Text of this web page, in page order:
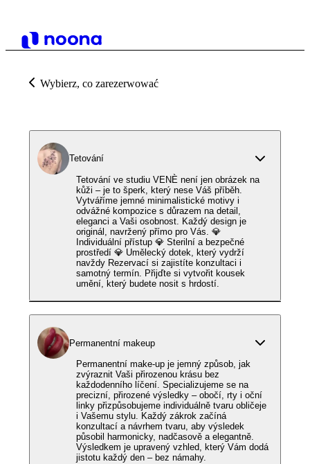
Wybierz, co zarezerwować
Tetování
Tetování ve studiu VENÈ není jen obrázek na
kůži – je to šperk, který nese Váš příběh.
Vytváříme jemné minimalistické motivy i
odvážné kompozice s důrazem na detail,
eleganci a Vaši osobnost. Každý design je
originál, navržený přímo pro Vás. 💎
Individuální přístup 💎 Sterilní a bezpečné
prostředí 💎 Umělecký dotek, který vydrží
navždy Rezervací si zajistíte konzultaci i
samotný termín. Přijďte si vytvořit kousek
umění, který budete nosit s hrdostí.
Permanentní makeup
Permanentní make-up je jemný způsob, jak
zvýraznit Vaši přirozenou krásu bez
každodenního líčení. Specializujeme se na
precizní, přirozené výsledky – obočí, rty i oční
linky přizpůsobujeme individuálně tvaru obličeje
i Vašemu stylu. Každý zákrok začíná
konzultací a návrhem tvaru, aby výsledek
působil harmonicky, nadčasově a elegantně.
Výsledkem je upravený vzhled, který Vám dodá
jistotu každý den – bez námahy.